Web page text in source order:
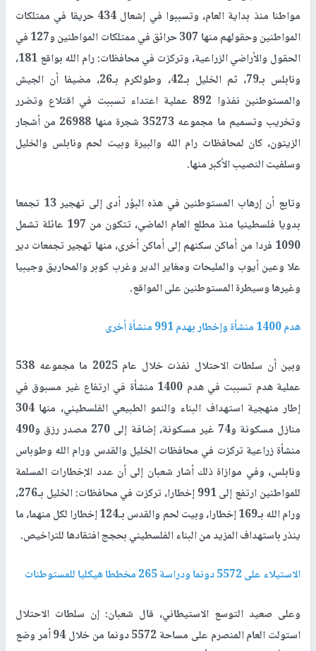
مواطنا منذ بداية العام، وتسببوا في إشعال 434 حريقا في ممتلكات
المواطنين وحقولهم منها 307 حرائق في ممتلكات المواطنين و127 في
الحقول والأراضي الزراعية، وتركزت في محافظات: رام الله بواقع 181،
ونابلس بـ79، ثم الخليل بـ42، وطولكرم بـ26، مضيفا أن الجيش
والمستوطنين نفذوا 892 عملية اعتداء تسببت في اقتلاع وتضرر
وتخريب وتسميم ما مجموعه 35273 شجرة منها 26988 من أشجار
الزيتون، كان لمحافظات رام الله والبيرة وبيت لحم ونابلس والخليل
وسلفيت النصيب الأكبر منها.
وتابع أن إرهاب المستوطنين في هذه البؤر أدى إلى تهجير 13 تجمعا
بدويا فلسطينيا منذ مطلع العام الماضي، تتكون من 197 عائلة تشمل
1090 فردا من أماكن سكنهم إلى أماكن أخرى، منها تهجير تجمعات دير
علا وعين أيوب والمليحات ومغاير الدير وغرب كوبر والمحاريق وجيبيا
وغيرها وسيطرة المستوطنين على المواقع.
هدم 1400 منشأة وإخطار بهدم 991 منشأة أخرى
وبين أن سلطات الاحتلال نفذت خلال عام 2025 ما مجموعه 538
عملية هدم تسببت في هدم 1400 منشأة في ارتفاع غير مسبوق في
إطار منهجية استهداف البناء والنمو الطبيعي الفلسطيني، منها 304
منازل مسكونة و74 غير مسكونة، إضافة إلى 270 مصدر رزق و490
منشأة زراعية تركزت في محافظات الخليل والقدس ورام الله وطوباس
ونابلس، وفي موازاة ذلك أشار شعبان إلى أن عدد الإخطارات المسلمة
للمواطنين ارتفع إلى 991 إخطارا، تركزت في محافظات: الخليل بـ276،
ورام الله بـ169 إخطارا، وبيت لحم والقدس بـ124 إخطارا لكل منهما، ما
ينذر باستهداف المزيد من البناء الفلسطيني بحجج افتقادها للتراخيص.
الاستيلاء على 5572 دونما ودراسة 265 مخططا هيكليا للمستوطنات
وعلى صعيد التوسع الاستيطاني، قال شعبان: إن سلطات الاحتلال
استولت العام المنصرم على مساحة 5572 دونما من خلال 94 أمر وضع